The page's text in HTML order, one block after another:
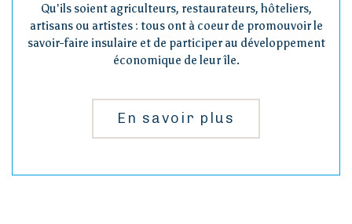
Qu'ils soient agriculteurs, restaurateurs, hôteliers,
artisans ou artistes : tous ont à coeur de promouvoir le
savoir-faire insulaire et de participer au développement
économique de leur île.
En savoir plus